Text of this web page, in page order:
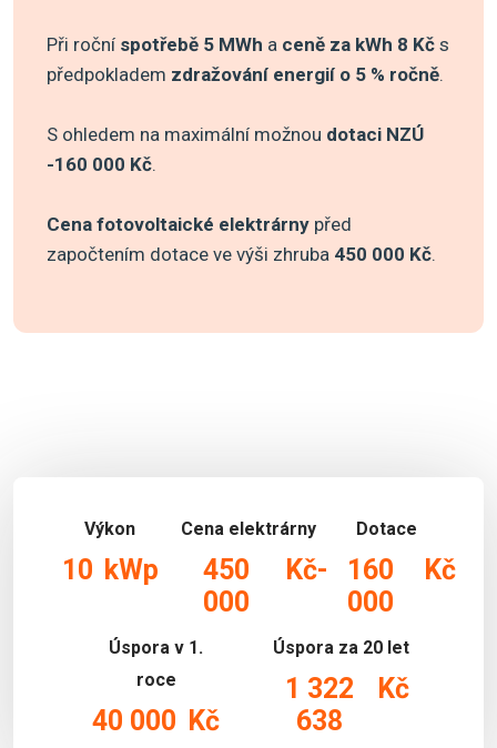
Při roční spotřebě 5 MWh a ceně za kWh 8 Kč s
předpokladem zdražování energií o 5 % ročně.
S ohledem na maximální možnou dotaci NZÚ
-160 000 Kč.
Cena fotovoltaické elektrárny před
započtením dotace ve výši zhruba 450 000 Kč.
Výkon
10 kWp
Cena elektrárny
450
000
Kč
Dotace
-
160
000
Kč
Úspora v 1.
roce
40 000 Kč
Úspora za 20 let
1 322
638
Kč